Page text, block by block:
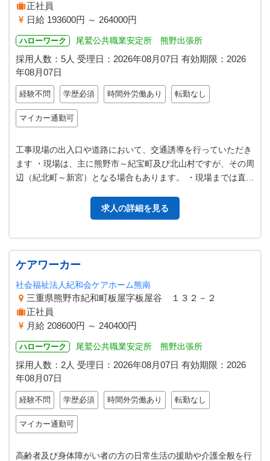
正社員
日給 193600円 ～ 264000円
ハローワーク 尾鷲公共職業安定所 熊野出張所
採用人数：5人 受理日： 2026年08月07日 有効期限： 2026
年08月07日
経験不問 学歴必須 時間外労働あり 転勤なし
マイカー通勤可
工事現場の出入口や道路において、交通誘導を行っていただき
ます ・現場は、主に熊野市～紀宝町及び北山村ですが、その周
辺（紀北町～新宮）となる場合もあります。 ・現場までは直行
求人の詳細を見る
ケアワーカー
社会福祉法人紀和会ケアホーム熊南
三重県熊野市紀和町板屋字板屋谷 １３２－２
正社員
月給 208600円 ～ 240400円
ハローワーク 尾鷲公共職業安定所 熊野出張所
採用人数：2人 受理日： 2026年08月07日 有効期限： 2026
年08月07日
経験不問 学歴必須 時間外労働あり 転勤なし
マイカー通勤可
高齢者及び身体障がい者の方の日常生活の援助や介護全般を行